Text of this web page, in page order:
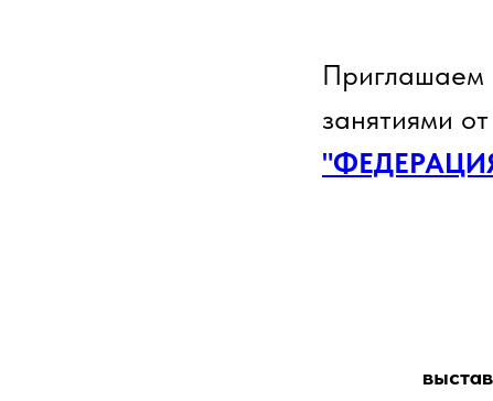
Приглашаем
занятиями